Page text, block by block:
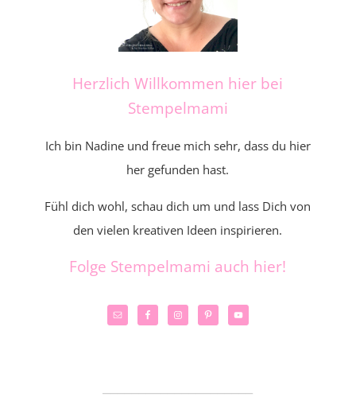
Herzlich Willkommen hier bei
Stempelmami
Ich bin Nadine und freue mich sehr, dass du hier
her gefunden hast.
Fühl dich wohl, schau dich um und lass Dich von
den vielen kreativen Ideen inspirieren.
Folge Stempelmami auch hier!